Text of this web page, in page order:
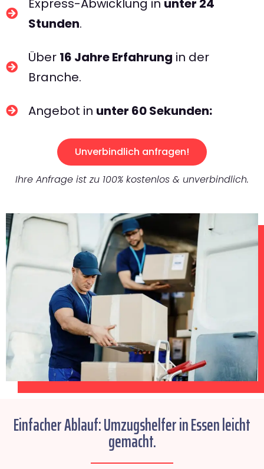
Express-Abwicklung in unter 24
Stunden.
Über 16 Jahre Erfahrung in der
Branche.
Angebot in unter 60 Sekunden:
Unverbindlich anfragen!
Ihre Anfrage ist zu 100% kostenlos & unverbindlich.
Einfacher Ablauf: Umzugshelfer in Essen leicht
gemacht.